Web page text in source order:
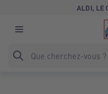
ALDI, LE